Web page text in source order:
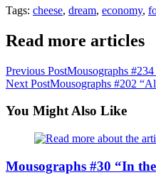
Tags: cheese, dream, economy,
Read more articles
Previous PostMousographs
Next PostMousographs #202
You Might Also Like
Mousographs #30 “In